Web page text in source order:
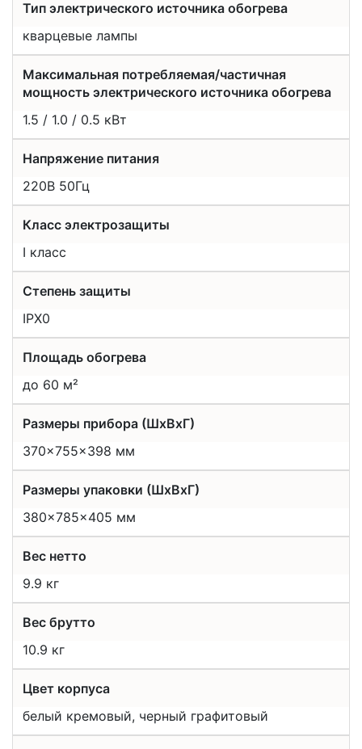
Тип электрического источника обогрева
кварцевые лампы
Максимальная потребляемая/частичная
мощность электрического источника обогрева
1.5 / 1.0 / 0.5 кВт
Напряжение питания
220В 50Гц
Класс электрозащиты
I класс
Степень защиты
IPX0
Площадь обогрева
до 60 м²
Размеры прибора (ШхВхГ)
370x755x398 мм
Размеры упаковки (ШхВхГ)
380x785x405 мм
Вес нетто
9.9 кг
Вес брутто
10.9 кг
Цвет корпуса
белый кремовый, черный графитовый